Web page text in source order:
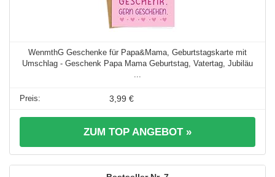
WenmthG Geschenke für Papa&Mama, Geburtstagskarte mit
Umschlag - Geschenk Papa Mama Geburtstag, Vatertag, Jubiläu
...
3,99 €
ZUM TOP ANGEBOT »